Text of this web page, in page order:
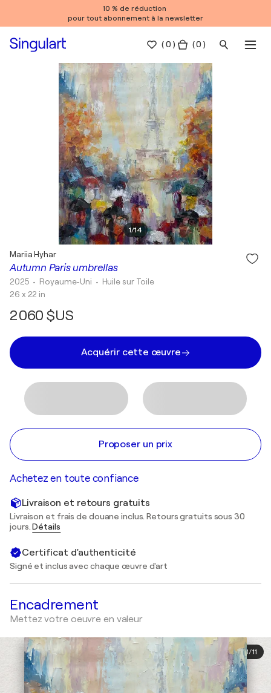
10 % de réduction
pour tout abonnement à la newsletter
(0 ) ( 0 )
1/14
Autumn Paris umbrellas
Mariia Hyhar
2025 • Royaume-Uni • Huile sur Toile
26 x 22 in
2 060 $US
Acquérir cette œuvre
Proposer un prix
Achetez en toute confiance
Livraison et retours gratuits
Livraison et frais de douane inclus. Retours gratuits sous 30
jours.Détails
Certificat d'authenticité
Signé et inclus avec chaque œuvre d'art
Encadrement
Mettez votre oeuvre en valeur
1/11